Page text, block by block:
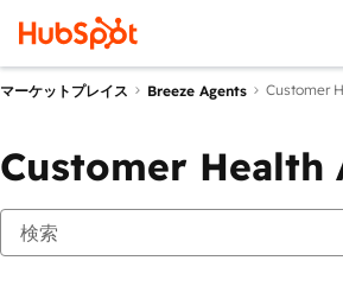
マーケットプレイス Breeze Agents Customer
Customer Health